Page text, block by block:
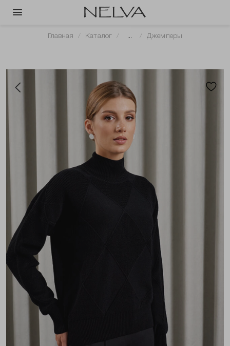
Главная Каталог ... Джемперы